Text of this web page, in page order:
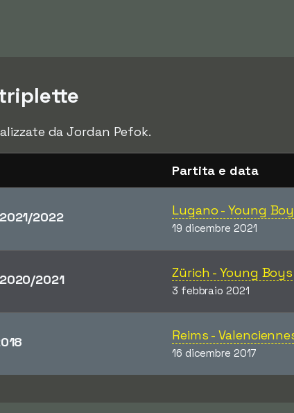
da Jordan Pefok.
Partita e data
2021/2022 Lugano - Young
19 dicembre 2021
2020/2021 Zürich - Young Boys
3 febbraio 2021
Reims -
16 dicembre 2017